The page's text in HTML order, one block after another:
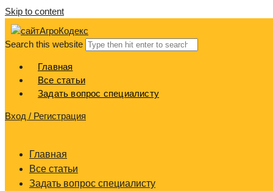
Skip to content
АгроКодекс
Search this website
Главная
Все статьи
Задать вопрос специалисту
Вход / Регистрация
Главная
Все статьи
Задать вопрос специалисту